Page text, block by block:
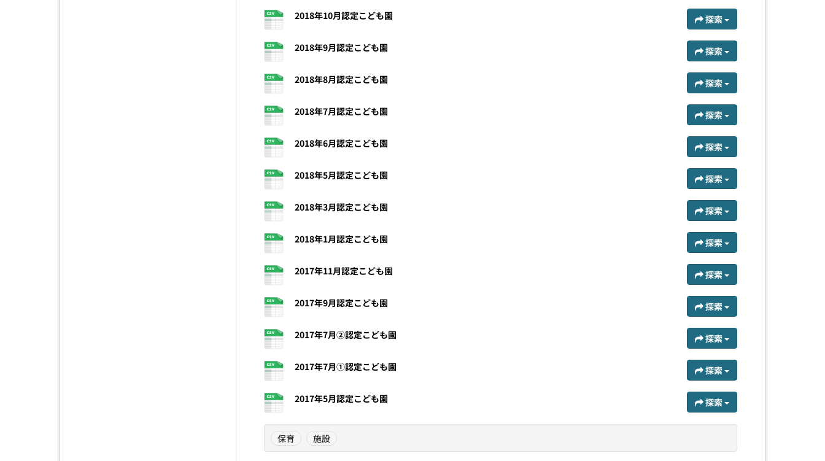
2018年10月認定こども園 探索
2018年9月認定こども園 探索
2018年8月認定こども園 探索
2018年7月認定こども園 探索
2018年6月認定こども園 探索
2018年5月認定こども園 探索
2018年3月認定こども園 探索
2018年1月認定こども園 探索
2017年11月認定こども園 探索
2017年9月認定こども園 探索
2017年7月②認定こども園 探索
2017年7月①認定こども園 探索
2017年5月認定こども園 探索
保育 施設